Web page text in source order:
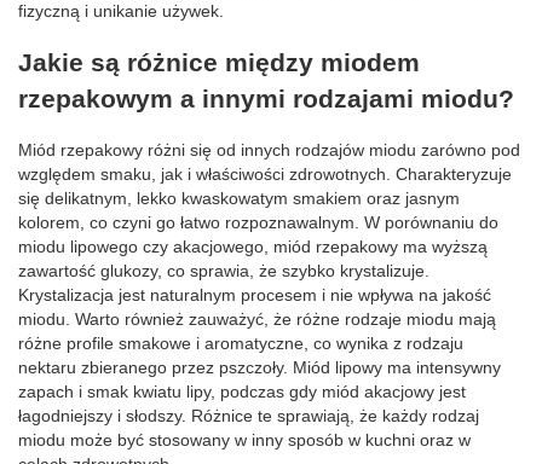
fizyczną i unikanie używek.
Jakie są różnice między miodem
rzepakowym a innymi rodzajami miodu?
Miód rzepakowy różni się od innych rodzajów miodu zarówno pod
względem smaku, jak i właściwości zdrowotnych. Charakteryzuje
się delikatnym, lekko kwaskowatym smakiem oraz jasnym
kolorem, co czyni go łatwo rozpoznawalnym. W porównaniu do
miodu lipowego czy akacjowego, miód rzepakowy ma wyższą
zawartość glukozy, co sprawia, że szybko krystalizuje.
Krystalizacja jest naturalnym procesem i nie wpływa na jakość
miodu. Warto również zauważyć, że różne rodzaje miodu mają
różne profile smakowe i aromatyczne, co wynika z rodzaju
nektaru zbieranego przez pszczoły. Miód lipowy ma intensywny
zapach i smak kwiatu lipy, podczas gdy miód akacjowy jest
łagodniejszy i słodszy. Różnice te sprawiają, że każdy rodzaj
miodu może być stosowany w inny sposób w kuchni oraz w